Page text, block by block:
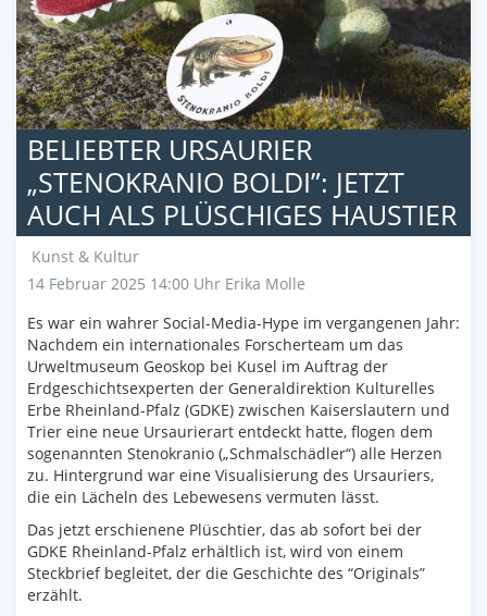
BELIEBTER URSAURIER
„STENOKRANIO BOLDI”: JETZT
AUCH ALS PLÜSCHIGES HAUSTIER
Kunst & Kultur
14 Februar 2025 14:00 Uhr Erika Molle
Es war ein wahrer Social-Media-Hype im vergangenen Jahr:
Nachdem ein internationales Forscherteam um das
Urweltmuseum Geoskop bei Kusel im Auftrag der
Erdgeschichtsexperten der Generaldirektion Kulturelles
Erbe Rheinland-Pfalz (GDKE) zwischen Kaiserslautern und
Trier eine neue Ursaurierart entdeckt hatte, flogen dem
sogenannten Stenokranio („Schmalschädler“) alle Herzen
zu. Hintergrund war eine Visualisierung des Ursauriers,
die ein Lächeln des Lebewesens vermuten lässt.
Das jetzt erschienene Plüschtier, das ab sofort bei der
GDKE Rheinland-Pfalz erhältlich ist, wird von einem
Steckbrief begleitet, der die Geschichte des “Originals”
erzählt.